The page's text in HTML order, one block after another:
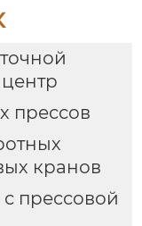
прессов
кранов
прессовой